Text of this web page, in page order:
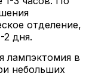
отделение,
2 дня.
лампэктомия в
небольших